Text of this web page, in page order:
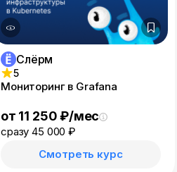
Слёрм
5
Мониторинг в Grafana
от 11 250 ₽/мес
сразу 45 000 ₽
Смотреть курс